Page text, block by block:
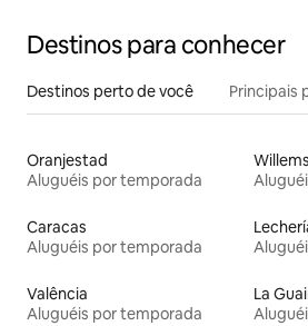
Destinos para conhecer
Destinos perto de você Principais
Oranjestad
Aluguéis por temporada
Caracas
Aluguéis por temporada
Valência
Aluguéis por temporada
La